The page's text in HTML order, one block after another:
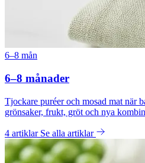
6–8 mån
6–8 månader
Tjockare puréer och mosad mat när
grönsaker, frukt, gröt och nya
4 artiklar Se alla artiklar